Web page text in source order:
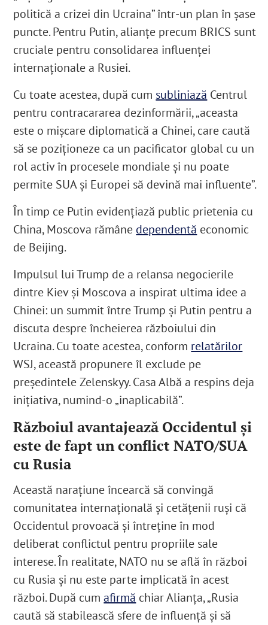
politică a crizei din Ucraina” într-un plan în șase
puncte. Pentru Putin, alianțe precum BRICS sunt
cruciale pentru consolidarea influenței
internaționale a Rusiei.
Cu toate acestea, după cum subliniază Centrul
pentru contracararea dezinformării, „aceasta
este o mișcare diplomatică a Chinei, care caută
să se poziționeze ca un pacificator global cu un
rol activ în procesele mondiale și nu poate
permite SUA și Europei să devină mai influente”.
În timp ce Putin evidențiază public prietenia cu
China, Moscova rămâne dependentă economic
de Beijing.
Impulsul lui Trump de a relansa negocierile
dintre Kiev și Moscova a inspirat ultima idee a
Chinei: un summit între Trump și Putin pentru a
discuta despre încheierea războiului din
Ucraina. Cu toate acestea, conform relatărilor
WSJ, această propunere îl exclude pe
președintele Zelenskyy. Casa Albă a respins deja
inițiativa, numind-o „inaplicabilă”.
Războiul avantajează Occidentul și
este de fapt un conflict NATO/SUA
cu Rusia
Această narațiune încearcă să convingă
comunitatea internațională și cetățenii ruși că
Occidentul provoacă și întreține în mod
deliberat conflictul pentru propriile sale
interese. În realitate, NATO nu se află în război
cu Rusia și nu este parte implicată în acest
război. După cumafirmă chiar Alianța, „Rusia
caută să stabilească sfere de influență și să